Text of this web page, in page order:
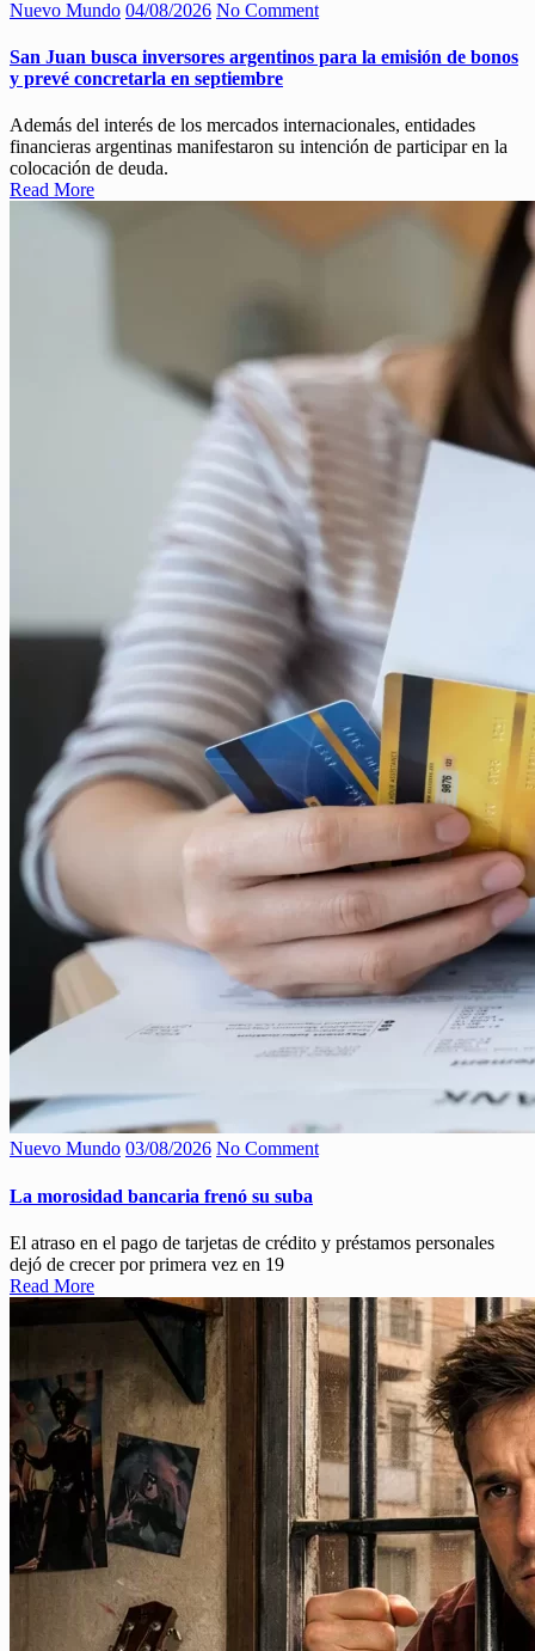
Nuevo Mundo 04/08/2026 No Comment
San Juan busca inversores argentinos para la emisión de bonos
y prevé concretarla en septiembre
Además del interés de los mercados internacionales, entidades
financieras argentinas manifestaron su intención de participar en la
colocación de deuda.
Read More
Nuevo Mundo 03/08/2026 No Comment
La morosidad bancaria frenó su suba
El atraso en el pago de tarjetas de crédito y préstamos personales
dejó de crecer por primera vez en 19
Read More